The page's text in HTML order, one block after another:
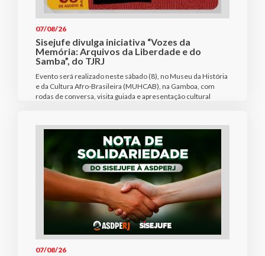
07/08/26
Sisejufe divulga iniciativa “Vozes da
Memória: Arquivos da Liberdade e do
Samba”, do TJRJ
Evento será realizado neste sábado (8), no Museu da História
e da Cultura Afro-Brasileira (MUHCAB), na Gamboa, com
rodas de conversa, visita guiada e apresentação cultural
07/08/26